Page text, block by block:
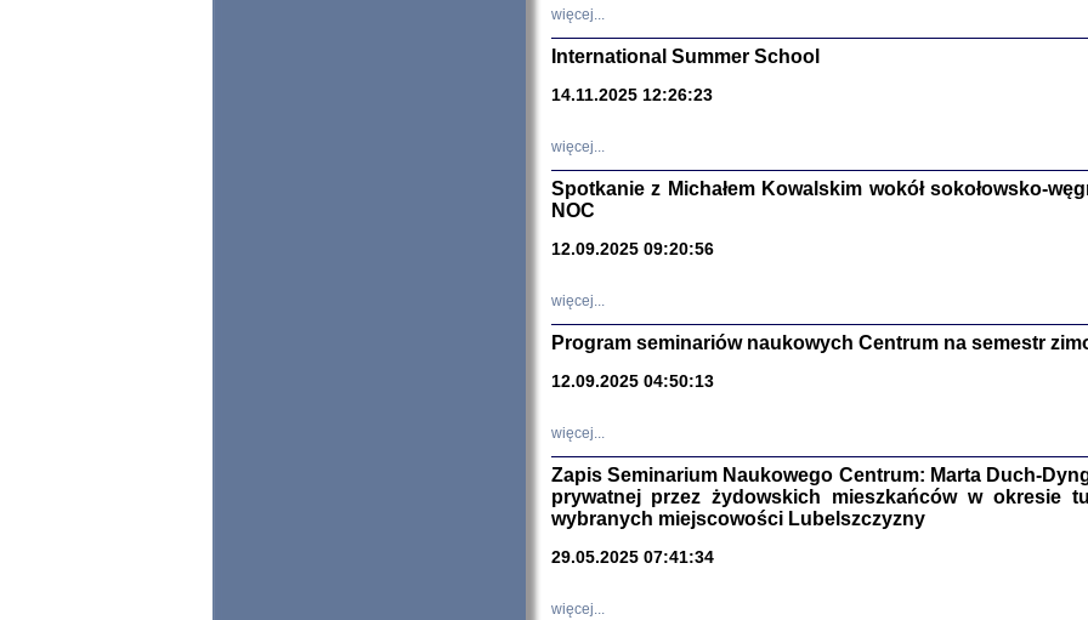
więcej...
International Summer School
14.11.2025 12:26:23
więcej...
Spotkanie z Michałem Kowalskim wokół sokołowsko-
NOC
12.09.2025 09:20:56
więcej...
Program seminariów naukowych Centrum na semestr
12.09.2025 04:50:13
więcej...
Zapis Seminarium Naukowego Centrum: Marta Duch-
prywatnej przez żydowskich mieszkańców w okresie
wybranych miejscowości Lubelszczyzny
29.05.2025 07:41:34
więcej...